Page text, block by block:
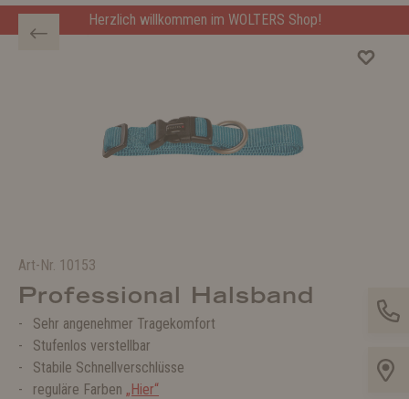
Herzlich willkommen im WOLTERS Shop!
Art-Nr. 10153
Professional Halsband
Sehr angenehmer Tragekomfort
Stufenlos verstellbar
Stabile Schnellverschlüsse
reguläre Farben „Hier“